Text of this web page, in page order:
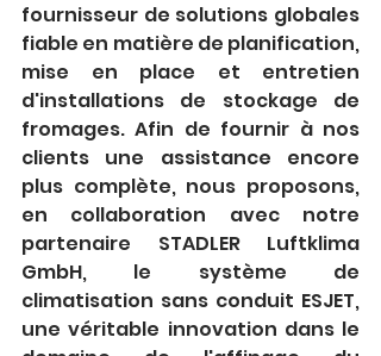
fournisseur de solutions globales
fiable en matière de planification,
mise en place et entretien
d'installations de stockage de
fromages. Afin de fournir à nos
clients une assistance encore
plus complète, nous proposons,
en collaboration avec notre
partenaire STADLER Luftklima
GmbH, le système de
climatisation sans conduit ESJET,
une véritable innovation dans le